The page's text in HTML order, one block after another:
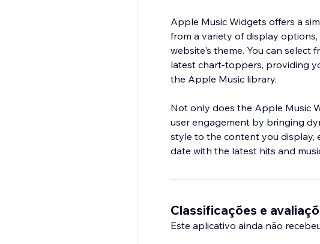
Apple Music Widgets offers a
from a variety of display
website's theme. You can select
latest chart-toppers, providing
the Apple Music library.
Not only does the Apple Music
user engagement by bringing
style to the content you display,
date with the latest hits and
Classificações e
Este aplicativo ainda não